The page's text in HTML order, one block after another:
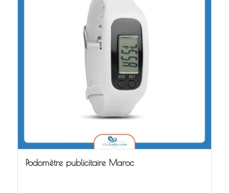
Podomètre publicitaire Maroc